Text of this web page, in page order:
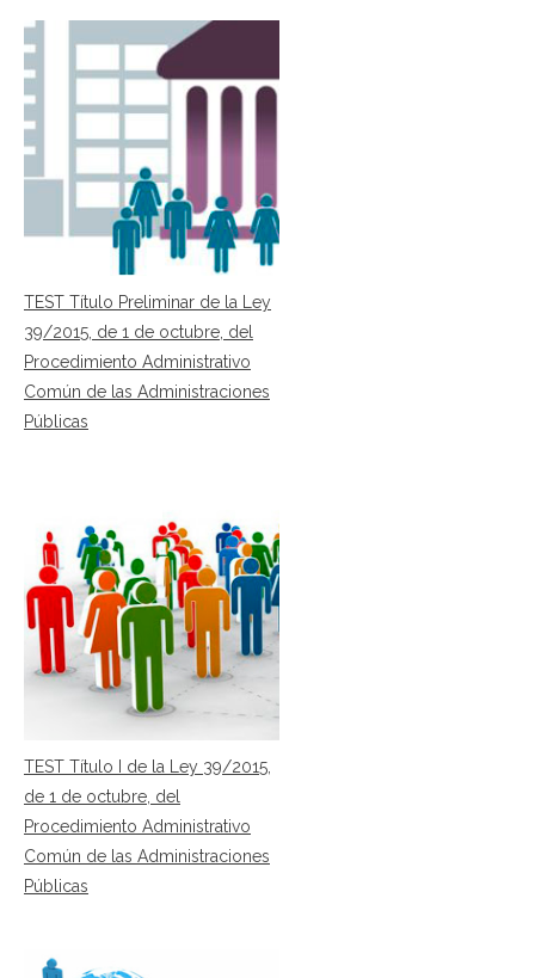
TEST Título Preliminar de la Ley
39/2015, de 1 de octubre, del
Procedimiento Administrativo
Común de las Administraciones
Públicas
TEST Título I de la Ley 39/2015,
de 1 de octubre, del
Procedimiento Administrativo
Común de las Administraciones
Públicas